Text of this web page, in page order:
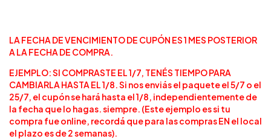
LA FECHA DE VENCIMIENTO DE CUPÓN ES 1 MES POSTERIOR
A LA FECHA DE COMPRA.
EJEMPLO: SI COMPRASTE EL 1/7, TENÉS TIEMPO PARA
CAMBIARLA HASTA EL 1/8. Si nos enviás el paquete el 5/7 o el
25/7, el cupón se hará hasta el 1/8, independientemente de
la fecha que lo hagas. siempre. (Este ejemplo es si tu
compra fue online, recordá que para las compras EN el local
el plazo es de 2 semanas).